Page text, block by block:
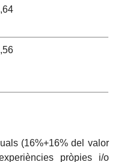
(16%+16% del valor
pròpies i/o